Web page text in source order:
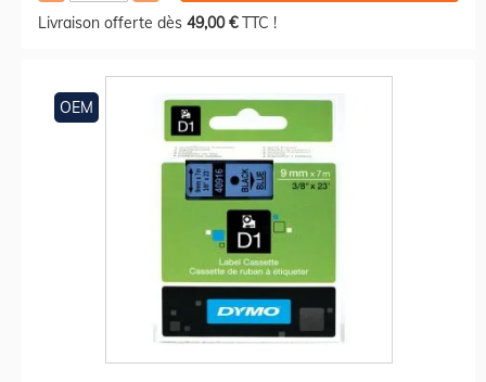
Livraison offerte dès 49,00 €TTC !
OEM